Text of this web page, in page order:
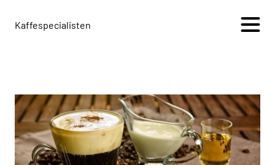
Kaffespecialisten
+